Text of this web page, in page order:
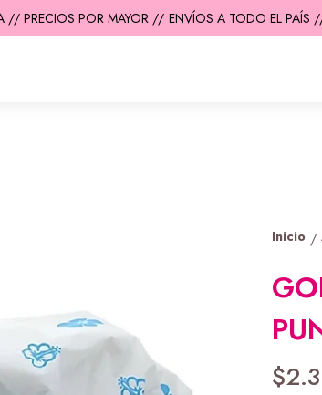
POR MAYOR // ENVÍOS A TODO EL PAÍS //
Inicio /